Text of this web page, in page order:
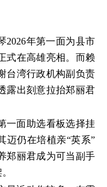
2026年第一面为县市
式在高雄亮相。而赖
台湾行政机构副负责
露出刻意拉抬郑丽君
一面助选看板选择挂
迈仍在培植亲“英系”
郑丽君成为可当副手